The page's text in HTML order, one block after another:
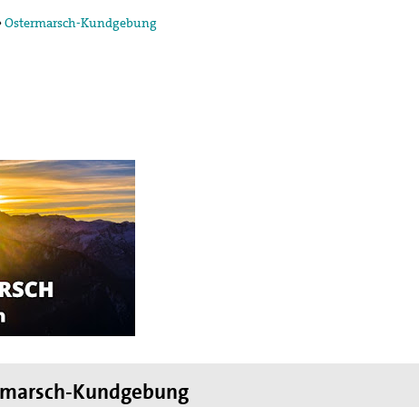
Ostermarsch-Kundgebung
des weltweiten
des II. Weltkrieges,
die Hand
Kundgebung